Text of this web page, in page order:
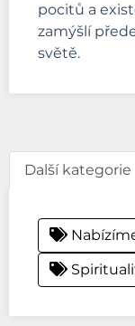
pocitů a
zamýšlí
světě.
Další kategorie